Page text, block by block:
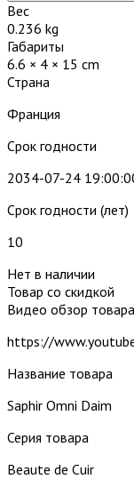
Вес
0.236 kg
Габариты
6.6 × 4 × 15 cm
Страна
Франция
Срок годности
2034-07-24
Срок годности (лет)
10
Нет в наличии
Товар со скидкой
Видео обзор товара
https://
Название товара
Saphir Omni Daim
Серия товара
Beaute de Cuir